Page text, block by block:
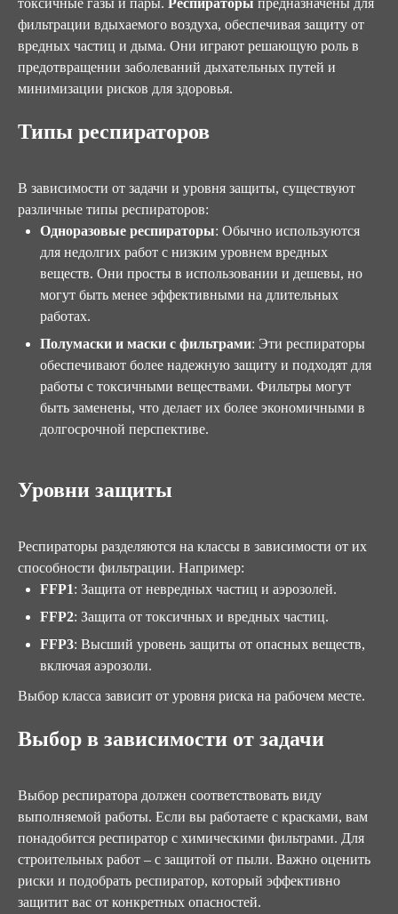
фильтрации вдыхаемого воздуха, обеспечивая защиту от
вредных частиц и дыма. Они играют решающую роль в
предотвращении заболеваний дыхательных путей и
минимизации рисков для здоровья.
Типы респираторов
В зависимости от задачи и уровня защиты, существуют
различные типы респираторов:
Одноразовые респираторы: Обычно используются
для недолгих работ с низким уровнем вредных
веществ. Они просты в использовании и дешевы, но
могут быть менее эффективными на длительных
работах.
Полумаски и маски с фильтрами: Эти респираторы
обеспечивают более надежную защиту и подходят для
работы с токсичными веществами. Фильтры могут
быть заменены, что делает их более экономичными в
долгосрочной перспективе.
Уровни защиты
Респираторы разделяются на классы в зависимости от их
способности фильтрации. Например:
FFP1: Защита от невредных частиц и аэрозолей.
FFP2: Защита от токсичных и вредных частиц.
FFP3: Высший уровень защиты от опасных веществ,
включая аэрозоли.
Выбор класса зависит от уровня риска на рабочем месте.
Выбор в зависимости от задачи
Выбор респиратора должен соответствовать виду
выполняемой работы. Если вы работаете с красками, вам
понадобится респиратор с химическими фильтрами. Для
строительных работ – с защитой от пыли. Важно оценить
риски и подобрать респиратор, который эффективно
защитит вас от конкретных опасностей.